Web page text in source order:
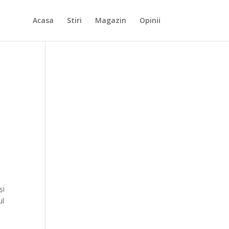
Acasa Stiri Magazin Opinii